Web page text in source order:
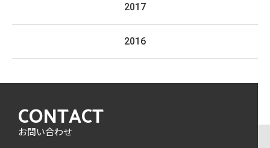
2017
2016
CONTACT
お問い合わせ